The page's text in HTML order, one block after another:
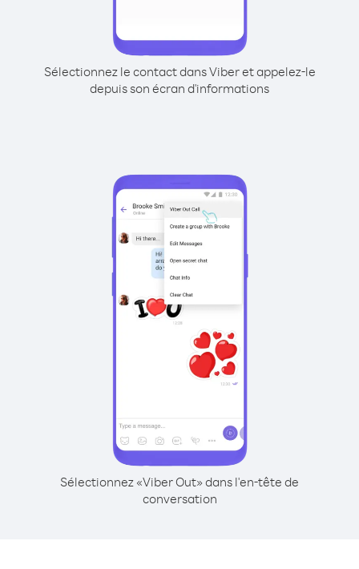
Sélectionnez le contact dans Viber et appelez-le
depuis son écran d'informations
Sélectionnez «Viber Out» dans l'en-tête de
conversation